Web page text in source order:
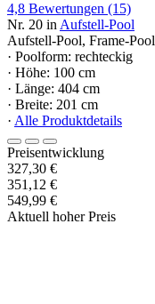
4,8 Bewertungen (15)
Nr. 20 in Aufstell-Pool
Aufstell-Pool, Frame-Pool
· Poolform: rechteckig
· Höhe: 100 cm
· Länge: 404 cm
· Breite: 201 cm
· Alle Produktdetails
Preisentwicklung
327,30 €
351,12 €
549,99 €
Aktuell hoher Preis